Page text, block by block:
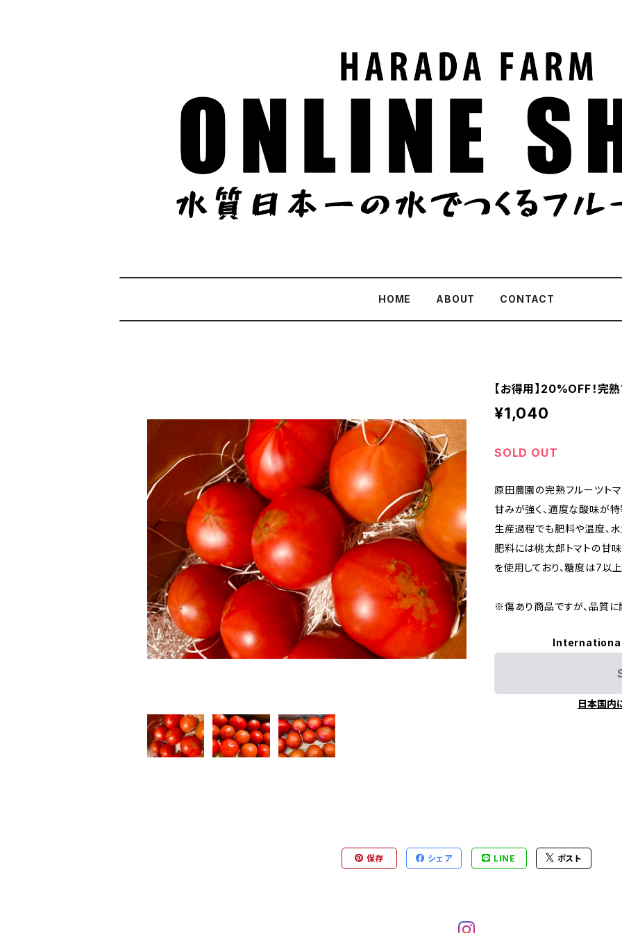
HOME ABOUT CONTACT
【お得用】20%OFF！完
¥1,040
SOLD OUT
原田農園の完熟フルーツト
甘みが強く、適度な酸味が特
生産過程でも肥料や温度、
肥料には桃太郎トマトの甘
を使用しており、糖度は7以
※傷あり商品ですが、品質に
日本国内
保存 シェア LINE ポスト